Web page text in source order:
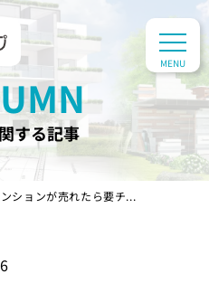
する記事
ションが売れたら要チ...